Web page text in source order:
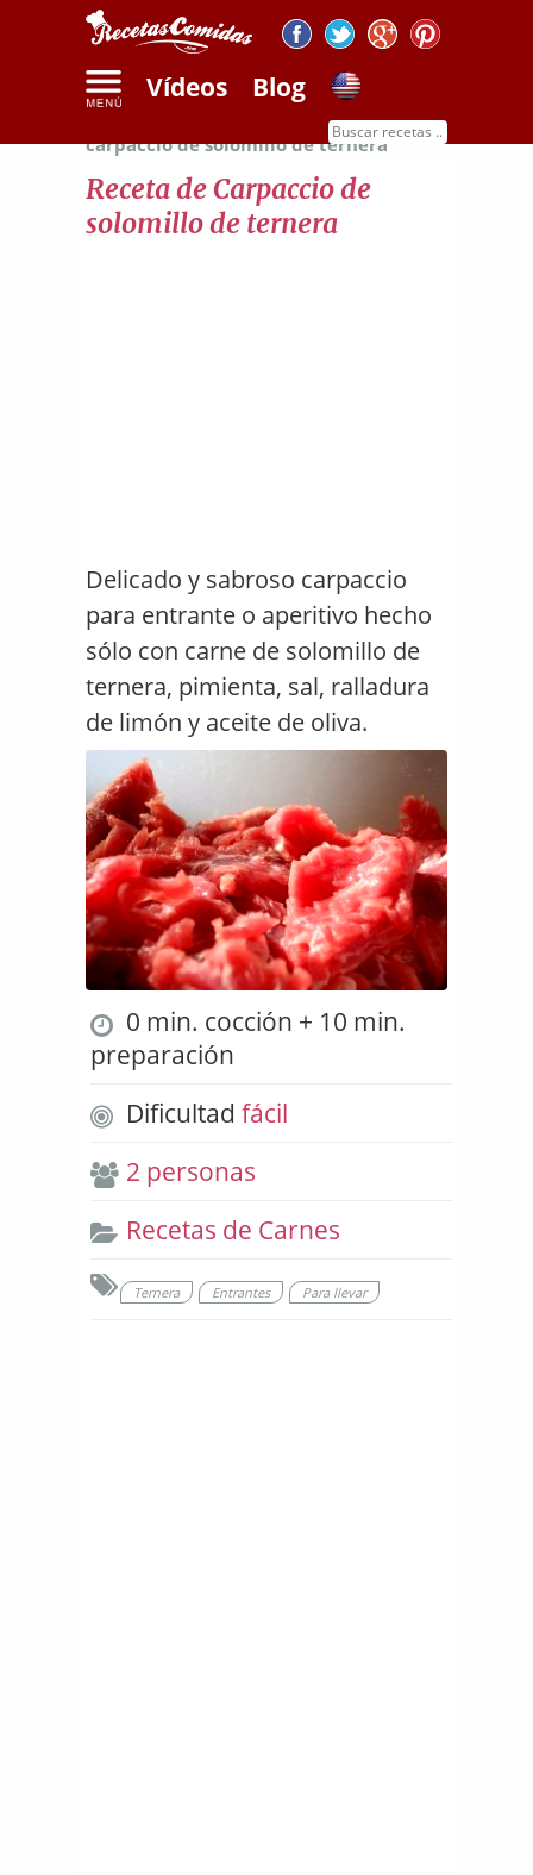
Vídeos Blog
Receta de
carpaccio de solomillo de ternera
Receta de Carpaccio de
solomillo de ternera
Delicado y sabroso carpaccio
para entrante o aperitivo hecho
sólo con carne de solomillo de
ternera, pimienta, sal, ralladura
de limón y aceite de oliva.
0 min. cocción + 10 min.
preparación
Dificultad fácil
2 personas
Recetas de Carnes
Ternera Entrantes Para llevar